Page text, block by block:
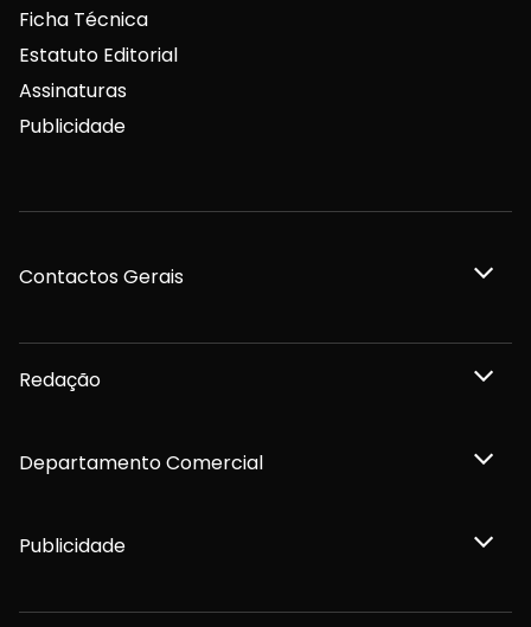
Ficha Técnica
Estatuto Editorial
Assinaturas
Publicidade
Contactos Gerais
Redação
Departamento Comercial
Publicidade